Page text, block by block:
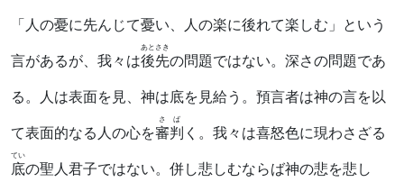
「人の憂に先んじて憂い、人の楽に後れて楽しむ」という
言があるが、我々は後先
あとさき
の問題ではない。深さの問題であ
る。人は表面を見、神は底を見給う。預言者は神の言を以
て表面的なる人の心を審判
さば
く。我々は喜怒色に現わさざる
底
てい
の聖人君子ではない。併し悲しむならば神の悲を悲し